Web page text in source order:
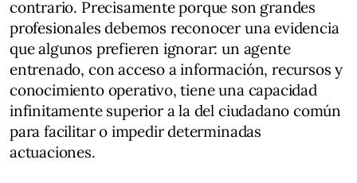
contrario. Precisamente porque son grandes
profesionales debemos reconocer una evidencia
que algunos prefieren ignorar: un agente
entrenado, con acceso a información, recursos y
conocimiento operativo, tiene una capacidad
infinitamente superior a la del ciudadano común
para facilitar o impedir determinadas
actuaciones.